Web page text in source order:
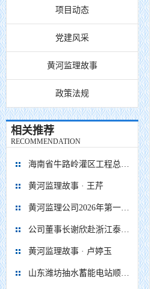
项目动态
党建风采
黄河监理故事
政策法规
相关推荐
RECOMMENDATION
海南省牛路岭灌区工程总干渠1#隧洞无压段提前5个月贯通
黄河监理故事 · 王芹
黄河监理公司2026年第一次 股东会、董事会、监事会顺利召开
公司董事长谢欣赴浙江泰顺抽水蓄能电站项目调研慰问
黄河监理故事 · 卢婷玉
山东潍坊抽水蓄能电站顺利通过蓄水阶段移民安置省级终验